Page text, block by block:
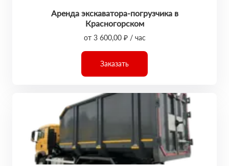
Аренда экскаватора-погрузчика в
Красногорском
от 3 600,00 ₽ / час
Заказать